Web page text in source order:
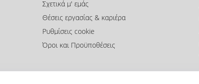
Σχετικά μ' εμάς
Θέσεις εργασίας & καριέρα
Ρυθμίσεις cookie
Όροι και Προϋποθέσεις